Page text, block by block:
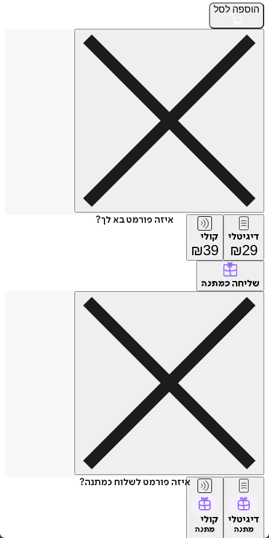
לסל
איזה פורמט בא לך?
₪
קולי
₪ 39
כמתנה
איזה פורמט לשלוח כמתנה?
קולי
מתנה